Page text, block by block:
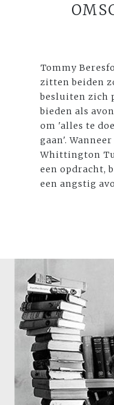
Tommy
zitten beiden
besluiten zich
bieden als
om 'alles te
gaan'.
Whittington
een opdracht,
een angstig